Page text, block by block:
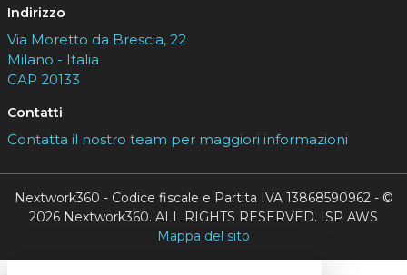
Indirizzo
Via Moretto da Brescia, 22
Milano - Italia
CAP 20133
Contatti
Contatta il nostro team per maggiori informazioni
Nextwork360 - Codice fiscale e Partita IVA 13868590962 - ©
2026 Nextwork360. ALL RIGHTS RESERVED. ISP AWS
Mappa del sito